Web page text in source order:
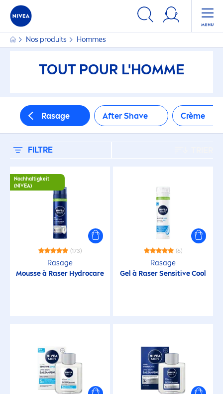
Nos produits Hommes
TOUT POUR L'HOMME
Rasage After Shave Crème
FILTRE
FILTRES
TYPE DE PEAU
Alle Hauttypen
Gerötete Haut
Juckende Haut
Normale Kopfhaut
Reife Haut
Sensible Haut
Alle Haartypen
Nachhaltigkeit
(NIVEA)
(173)
Rasage
Mousse à Raser Hydrocare
(6)
Rasage
Gel à RaserSensitiveCool